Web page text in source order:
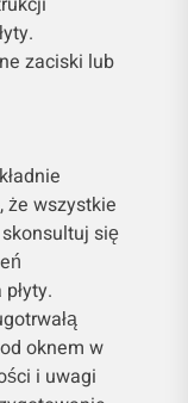
zaciski lub
że wszystkie
się
oknem w
i uwagi